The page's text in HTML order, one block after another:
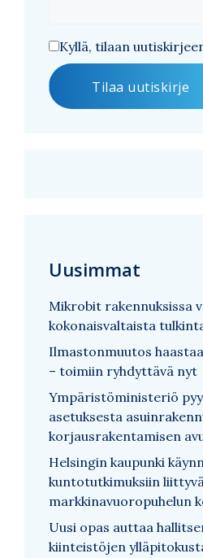
Kyllä, tilaan
Uusimmat
Mikrobit rakennuksissa
kokonaisvaltaista
Ilmastonmuutos
– toimiin ryhdyttävä nyt
Ympäristöministeriö
asetuksesta
korjausrakentamisen
Helsingin kaupunki
kuntotutkimuksiin
markkinavuoropuhelun
Uusi opas auttaa
kiinteistöjen